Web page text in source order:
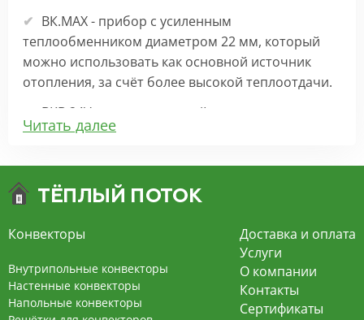
ВК.МАХ - прибор с усиленным
теплообменником диаметром 22 мм, который
можно использовать как основной источник
отопления, за счёт более высокой теплоотдачи.
ВКВ 24V – внутрипольный конвектор
отопления с вентилятором на 24В подходит для
экономит электроэнергию и бесшумно работает.
конвекцией на 220В. За счет тангенциального
вентилятора создает принудительную
конвекцию, что позволяет обогревать
помещения большой площади.
Читать далее
Конвекторы
Внутрипольные конвекторы
Настенные конвекторы
Напольные конвекторы
Доставка и оплата
Услуги
О компании
Контакты
Сертификаты